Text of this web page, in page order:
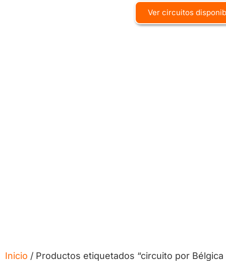
Ver circuitos
Inicio / Productos etiquetados “circuito por Bélgica